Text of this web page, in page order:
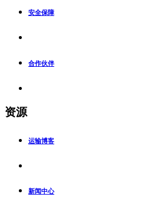
安全保障
合作伙伴
资源
运输博客
新闻中心